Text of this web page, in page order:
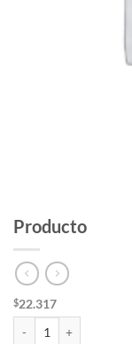
Producto
$22.317